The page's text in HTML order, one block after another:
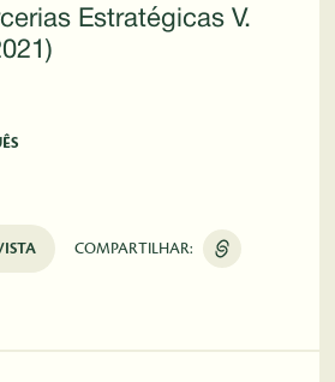
Estratégicas V.
COMPARTILHAR: